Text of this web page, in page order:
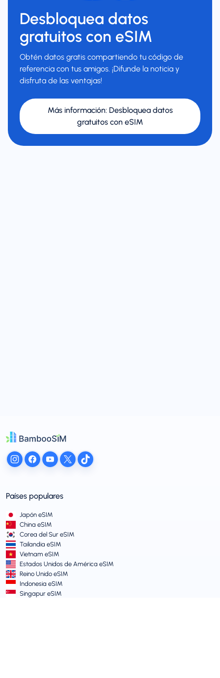
Desbloquea datos
gratuitos con eSIM
Obtén datos gratis compartiendo tu código de
referencia con tus amigos. ¡Difunde la noticia y
disfruta de las ventajas!
Más información: Desbloquea datos
gratuitos con eSIM
Países populares
Japón eSIM
China eSIM
Corea del Sur eSIM
Tailandia eSIM
Vietnam eSIM
Estados Unidos de América eSIM
Reino Unido eSIM
Indonesia eSIM
Singapur eSIM